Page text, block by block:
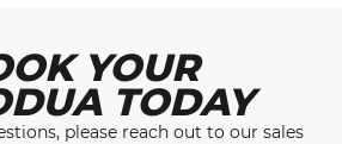
YOUR
TODAY
please reach out to our sales